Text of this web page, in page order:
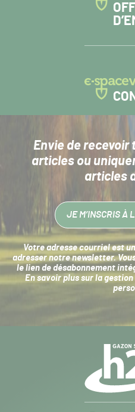
Envie de recevoir
articlesou
articles
JE M’INSCRIS À
Votre adresse courriel est
adresser notre newsletter.
le lien de désabonnement
En savoir plus sur la gestion